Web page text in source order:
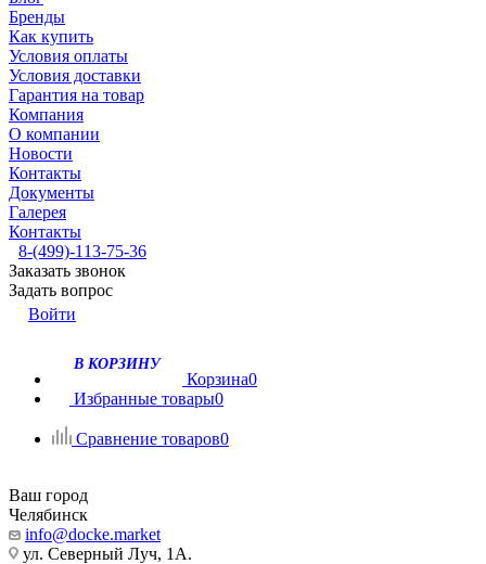
Бренды
Как купить
Условия оплаты
Условия доставки
Гарантия на товар
Компания
О компании
Новости
Контакты
Документы
Галерея
Контакты
8-(499)-113-75-36
Заказать звонок
Задать вопрос
Войти
В КОРЗИНУ
Корзина0
Избранные товары0
Сравнение товаров0
Ваш город
Челябинск
info@docke.market
ул. Северный Луч, 1А.